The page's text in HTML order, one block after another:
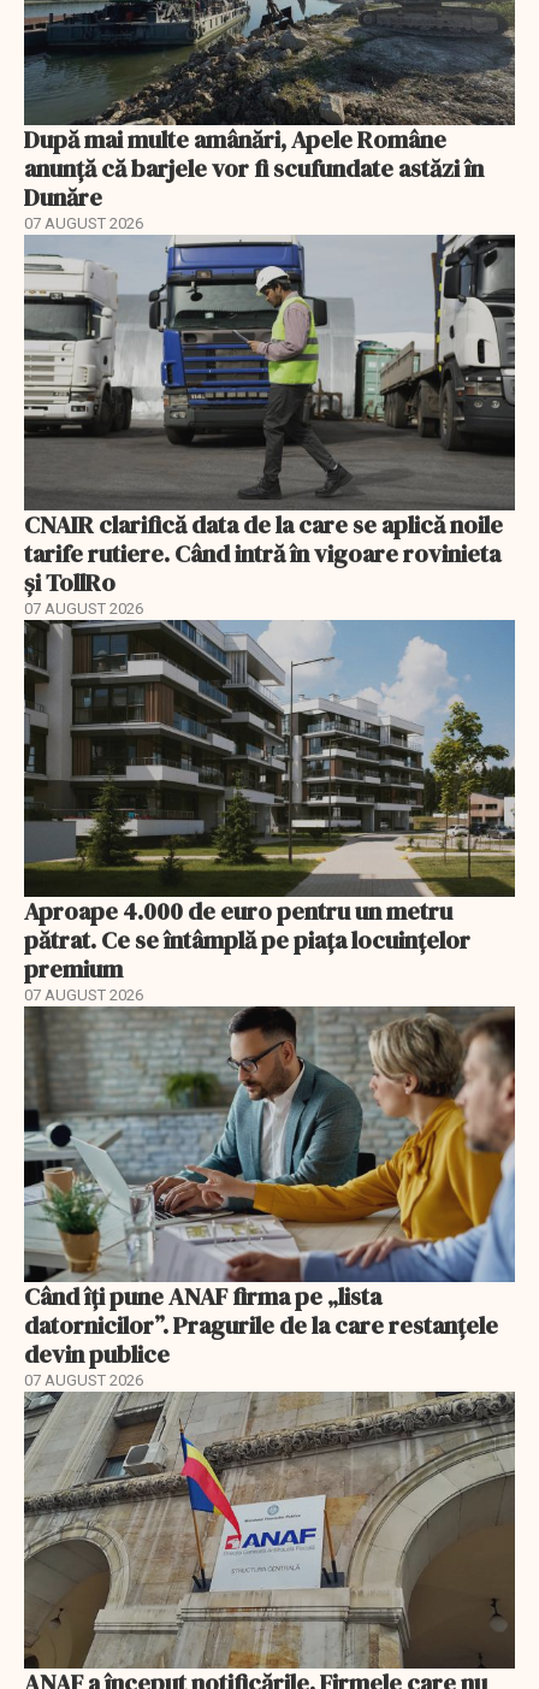
După mai multe amânări, Apele Române
anunță că barjele vor fi scufundate astăzi în
Dunăre
07 AUGUST 2026
CNAIR clarifică data de la care se aplică noile
tarife rutiere. Când intră în vigoare rovinieta
și TollRo
07 AUGUST 2026
Aproape 4.000 de euro pentru un metru
pătrat. Ce se întâmplă pe piața locuințelor
premium
07 AUGUST 2026
Când îți pune ANAF firma pe „lista
datornicilor”. Pragurile de la care restanțele
devin publice
07 AUGUST 2026